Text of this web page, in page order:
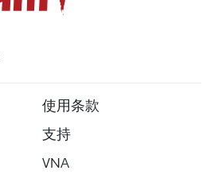
使用条款
支持
VNA